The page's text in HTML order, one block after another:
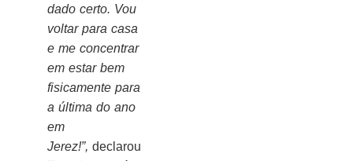
dado certo. Vou
voltar para casa
e me concentrar
em estar bem
fisicamente para
a última do ano
em
Jerez!”, declarou